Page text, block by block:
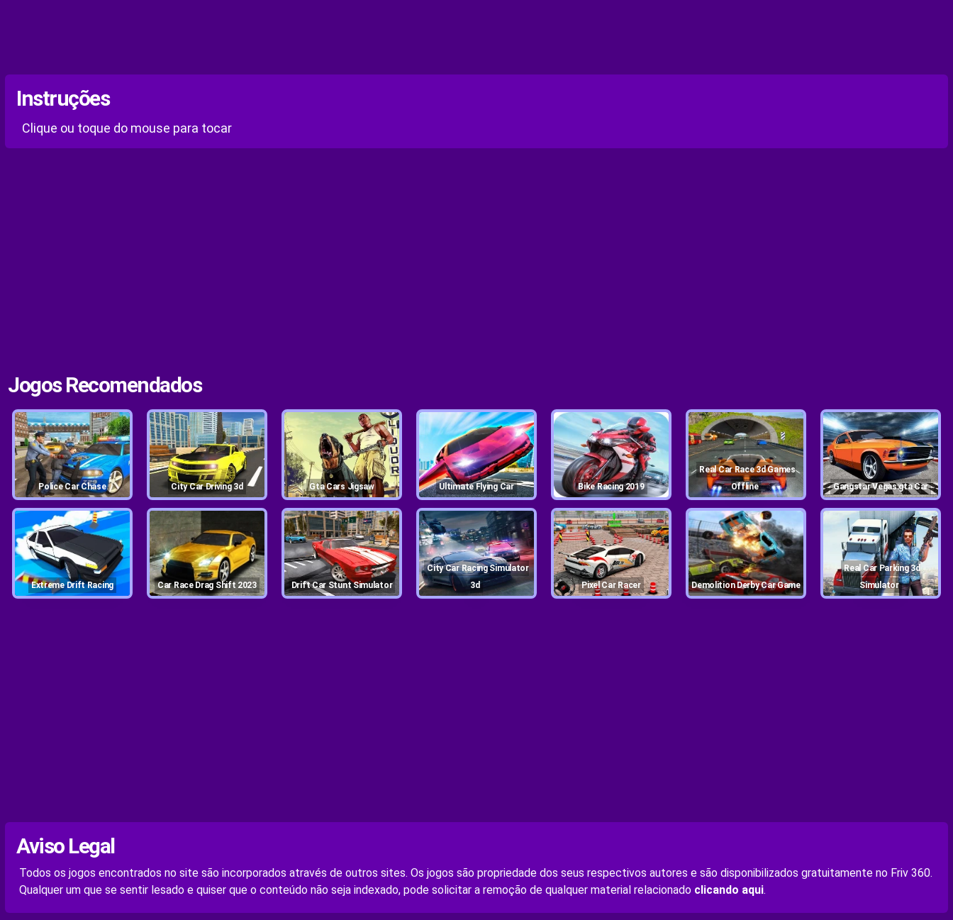
Instruções
Clique ou toque do mouse para tocar
Jogos Recomendados
Police Car Chase City Car Driving 3d Gta Cars Jigsaw Ultimate Flying Car Bike Racing 2019
Real Car Race 3d Games
Offline
Gangstar Vegas:gta Car
Extreme Drift Racing Car Race Drag Shift 2023 Drift Car Stunt Simulator
City Car Racing Simulator
3d
Pixel Car Racer Demolition Derby Car Game
Real Car Parking 3d
Simulator
Aviso Legal
Todos os jogos encontrados no site são incorporados através de outros sites. Os jogos são propriedade dos seus respectivos autores e são disponibilizados gratuitamente no Friv 360.
Qualquer um que se sentir lesado e quiser que o conteúdo não seja indexado, pode solicitar a remoção de qualquer material relacionado clicando aqui.